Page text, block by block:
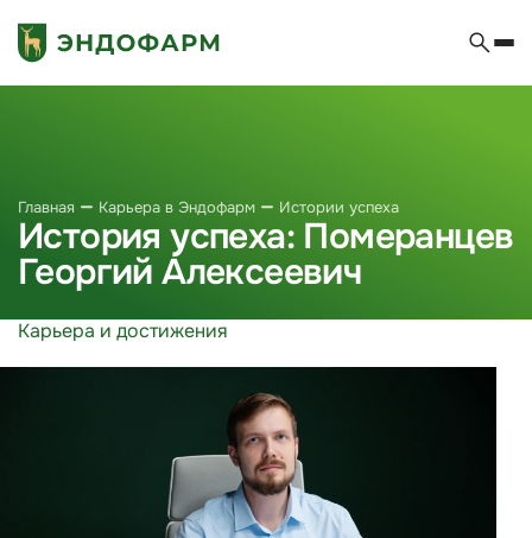
Главная Карьера в Эндофарм Истории успеха
История успеха: Померанцев
Георгий Алексеевич
Карьера и достижения